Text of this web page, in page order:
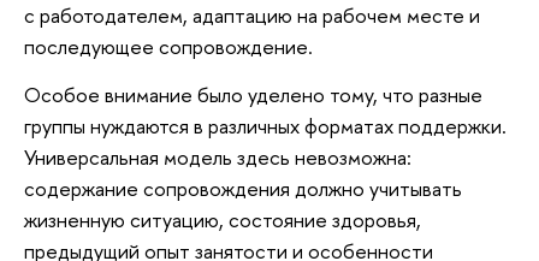
с работодателем, адаптацию на рабочем месте и
последующее сопровождение.
Особое внимание было уделено тому, что разные
группы нуждаются в различных форматах поддержки.
Универсальная модель здесь невозможна:
содержание сопровождения должно учитывать
жизненную ситуацию, состояние здоровья,
предыдущий опыт занятости и особенности